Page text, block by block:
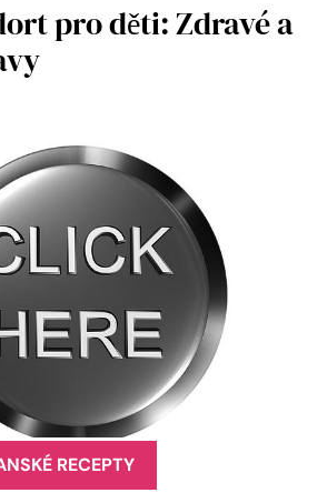
pro děti: Zdravé a
RECEPTY